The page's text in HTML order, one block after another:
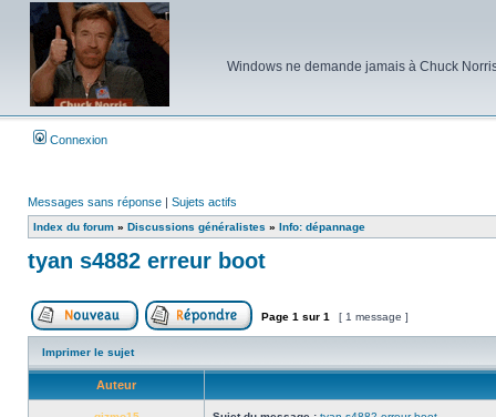
Windows ne demande jamais à Chuck
Connexion
Messages sans réponse | Sujets actifs
Index du forum » Discussions généralistes » Info: dépannage
tyan s4882 erreur boot
Poster un nouveau sujetRépondre au sujet
Page 1 sur 1 [ 1 message ]
Imprimer le sujet
Auteur